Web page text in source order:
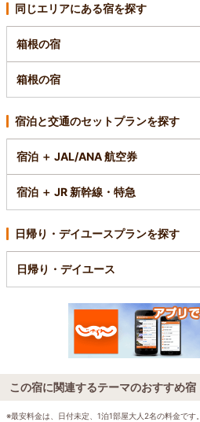
同じエリアにある宿を探す
箱根の宿
箱根の宿
宿泊と交通のセットプランを探す
宿泊 ＋ JAL/ANA 航空券
宿泊 ＋ JR 新幹線・特急
日帰り・デイユースプランを探す
日帰り・デイユース
この宿に関連するテーマのおすすめ宿
※最安料金は、日付未定、1泊1部屋大人2名の料金です。